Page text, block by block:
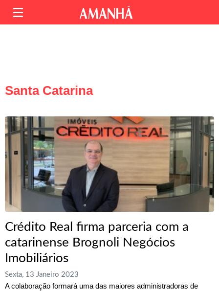
Santa Catarina
Crédito Real firma parceria com a
catarinense Brognoli Negócios
Imobiliários
Sexta, 13 Janeiro 2023
A colaboração formará uma das maiores administradoras de